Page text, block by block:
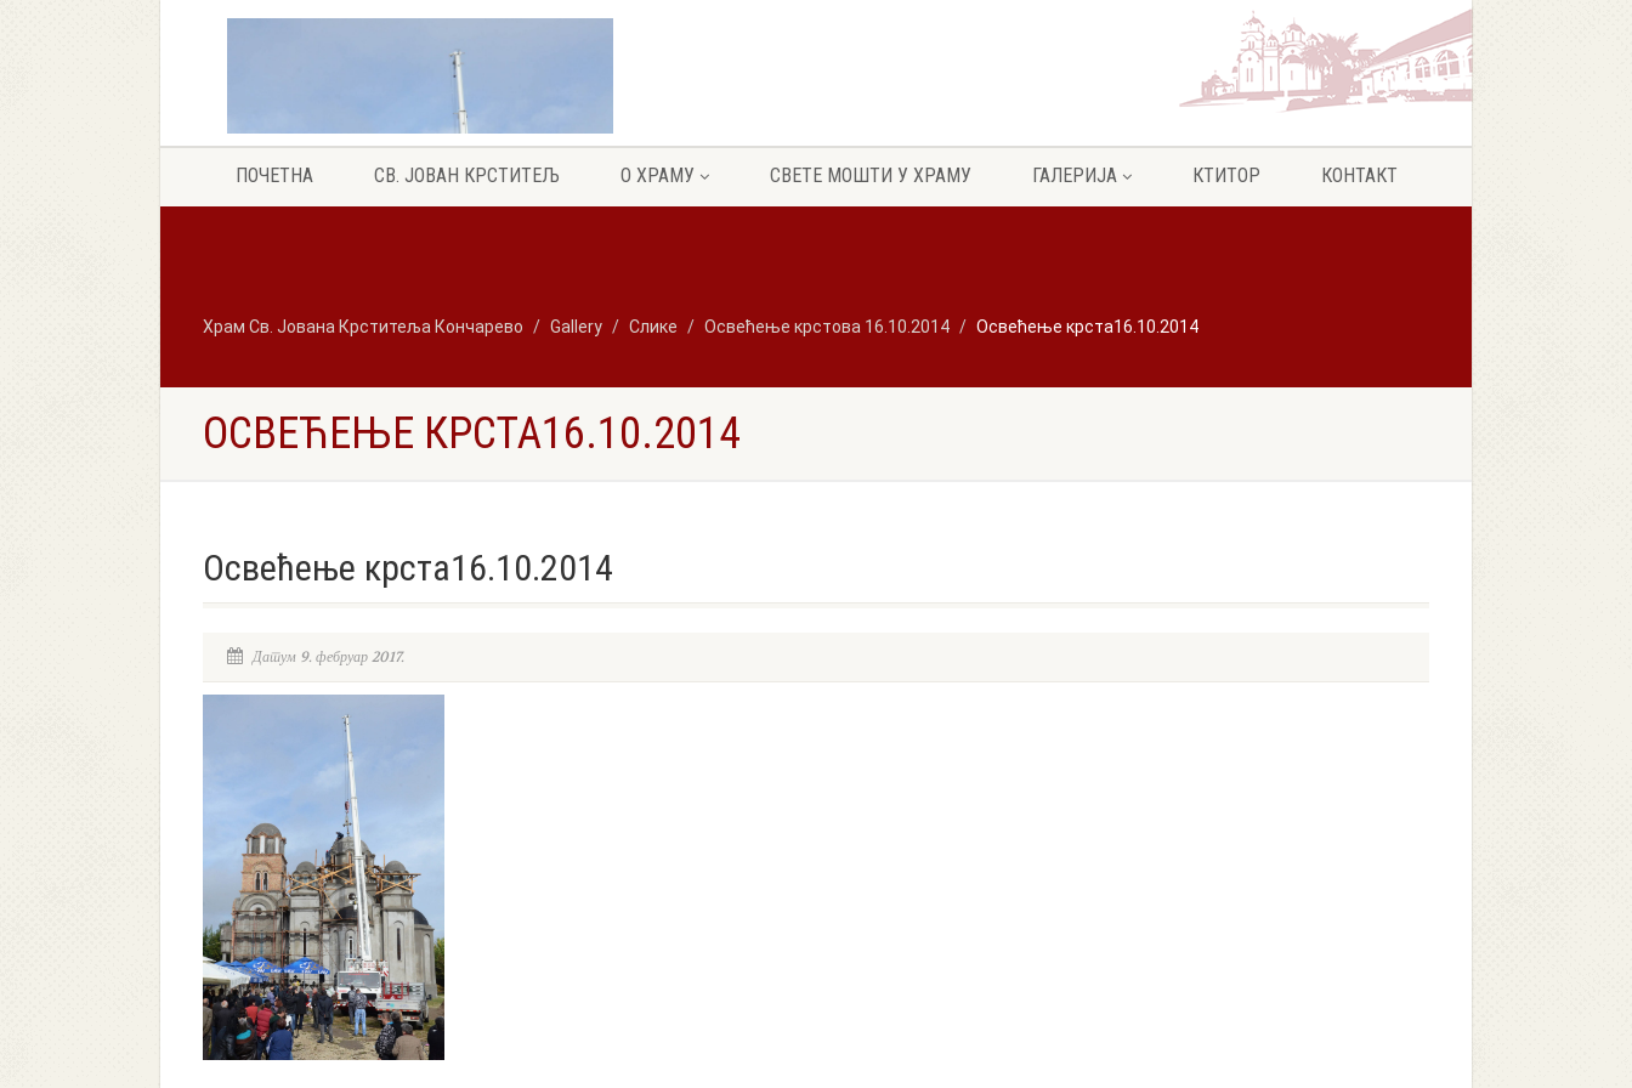
ПОЧЕТНА СВ. ЈОВАН КРСТИТЕЉ О ХРАМУ СВЕТЕ МОШТИ У ХРАМУ ГАЛЕРИЈА КТИТОР КОНТАКТ
Храм Св. Јована Крститеља Кончарево Gallery Слике Освећење крстова 16.10.2014 Освећење крста16.10.2014
ОСВЕЋЕЊЕ КРСТА16.10.2014
Освећење крста16.10.2014
Датум 9. фебруар 2017.